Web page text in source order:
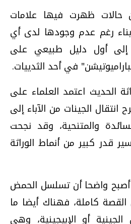
حالات ظهرت فيها علامات
رغم عدم وجودها لدى أي
إلى أول دليل طبيعي على
في أحد الثدييات.
الحديث اعتمد العلماء على
الجينات من الآباء إلى
والمتنحية، وقد نجحت
قدر كبير من أنماط الوراثة
أصبح واضحا أن تسلسل الحمض
كاملة، فهناك أيضا ما
أو الإبيجينية، وهي